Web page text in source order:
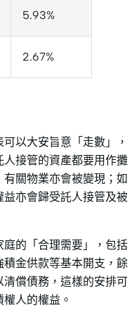
5.93%
2.67%
以大安旨意「走數」，
接管的資產都要用作攤
關物業亦會被變現；如
亦會歸受託人接管及被
的「合理需要」，包括
金供款等基本開支，餘
償債務，這樣的安排可
人的權益。